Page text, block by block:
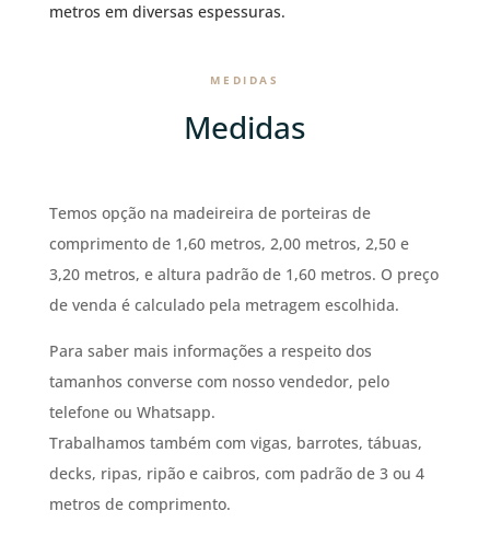
metros em diversas espessuras.
MEDIDAS
Medidas
Temos opção na madeireira de porteiras de
comprimento de 1,60 metros, 2,00 metros, 2,50 e
3,20 metros, e altura padrão de 1,60 metros. O preço
de venda é calculado pela metragem escolhida.
Para saber mais informações a respeito dos
tamanhos converse com nosso vendedor, pelo
telefone ou Whatsapp.
Trabalhamos também com vigas, barrotes, tábuas,
decks, ripas, ripão e caibros, com padrão de 3 ou 4
metros de comprimento.